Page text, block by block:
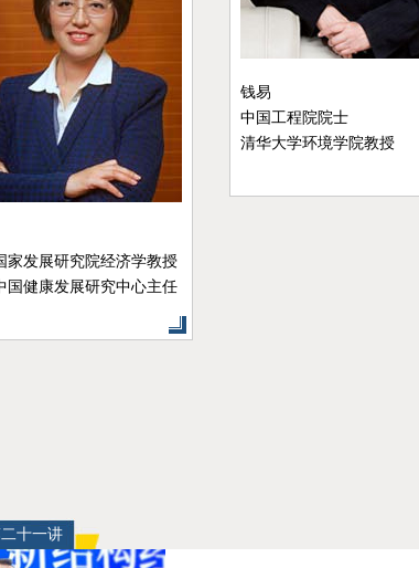
民大学教授
学中国乡村建设学院执行
胡鞍钢
清华大学国情研究院院长
清华大学公共管理学院教授
十一讲